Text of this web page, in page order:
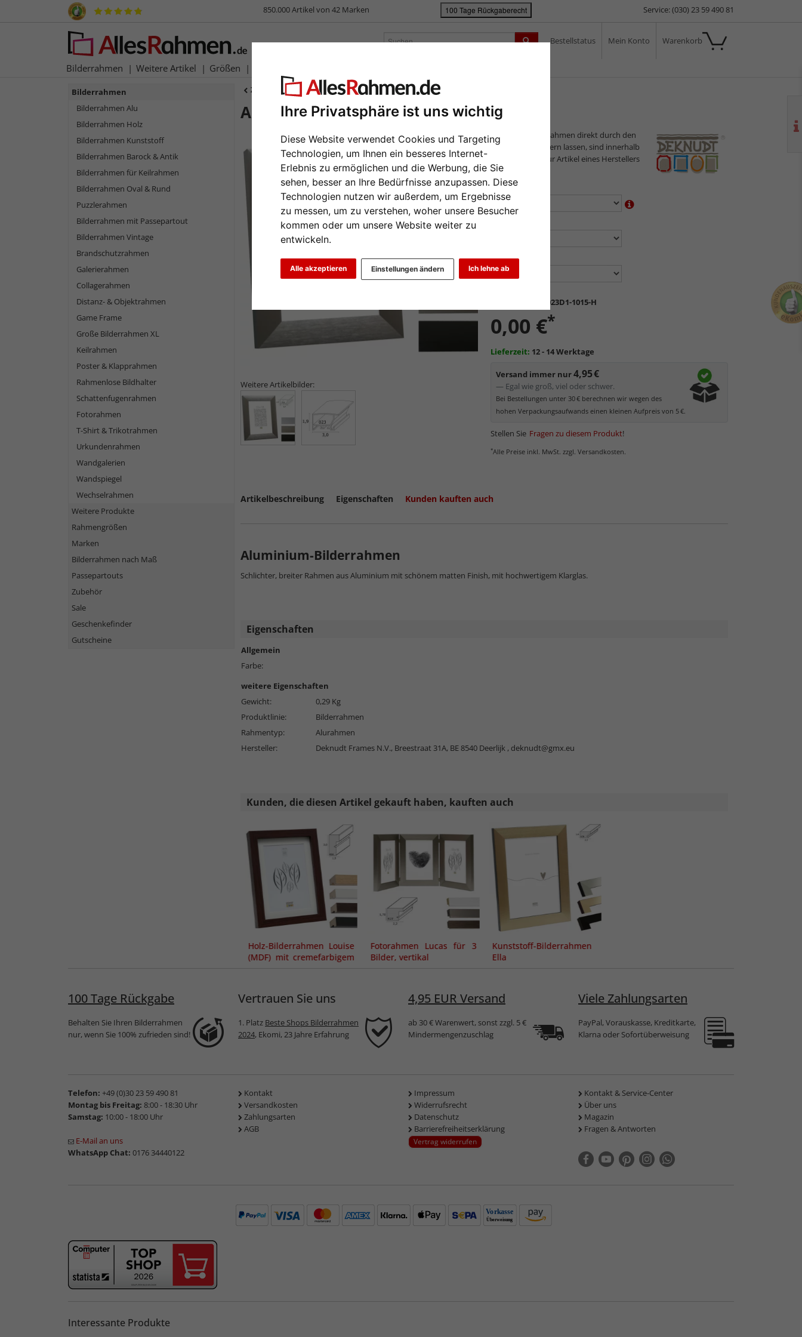
Ihre Privatsphäre ist uns wichtig
Diese Website verwendet Cookies und Targeting
Technologien, um Ihnen ein besseres Internet-
Erlebnis zu ermöglichen und die Werbung, die Sie
sehen, besser an Ihre Bedürfnisse anzupassen. Diese
Technologien nutzen wir außerdem, um Ergebnisse
zu messen, um zu verstehen, woher unsere Besucher
kommen oder um unsere Website weiter zu
entwickeln.
Alle akzeptieren Ich lehne ab
Einstellungen ändern
850.000 Artikel von 42 Marken 100 Tage Rückgaberecht Service: (030) 23 59 490 81
Bestellstatus Mein Konto Warenkorb
Bilderrahmen Weitere Artikel Größen
Zurück Bilderrahmen-Shop Bilderrahmen Alu-Bilderrahmen Louis
Alu-Bilderrahmen Louis
Weitere Artikelbilder:
Da wir die Bilderrahmen direkt durch den
Hersteller ausliefern lassen, sind innerhalb
eines Auftrags nur Artikel eines Herstellers
möglich.
Format wählen:
Glasart wählen:
DEK-S023D1-1015-H
0,00 €*
Lieferzeit: 12 - 14 Werktage
Versand immer nur4,95 €
— Egal wie groß, viel oder schwer.
Bei Bestellungen unter 30 € berechnen wir wegen des
hohen Verpackungsaufwands einen kleinen Aufpreis von 5 €.
Stellen Sie Fragen zu diesem Produkt!
*Alle Preise inkl. MwSt. zzgl. Versandkosten.
Artikelbeschreibung Eigenschaften Kunden kauften auch
Aluminium-Bilderrahmen
Schlichter, breiter Rahmen aus Aluminium mit schönem matten Finish, mit hochwertigem Klarglas.
Eigenschaften
Allgemein
Farbe:
weitere Eigenschaften
Gewicht:
0,29 Kg
Produktlinie:
Bilderrahmen
Rahmentyp:
Alurahmen
Hersteller:
Deknudt Frames N.V., Breestraat 31A, BE 8540 Deerlijk , deknudt@gmx.eu
Kunden, die diesen Artikel gekauft haben, kauften auch
Holz-Bilderrahmen Louise
(MDF) mit cremefarbigem
Fotorahmen Lucas für 3
Bilder, vertikal
Kunststoff-Bilderrahmen
Ella
Bilderrahmen
Bilderrahmen Alu
Bilderrahmen Holz
Bilderrahmen Kunststoff
Bilderrahmen Barock & Antik
Bilderrahmen für Keilrahmen
Bilderrahmen Oval & Rund
Puzzlerahmen
Bilderrahmen mit Passepartout
Bilderrahmen Vintage
Brandschutzrahmen
Galerierahmen
Collagerahmen
Distanz- & Objektrahmen
Game Frame
Große Bilderrahmen XL
Keilrahmen
Poster & Klapprahmen
Rahmenlose Bildhalter
Schattenfugenrahmen
Fotorahmen
T-Shirt & Trikotrahmen
Urkundenrahmen
Wandgalerien
Wandspiegel
Wechselrahmen
Weitere Produkte
Rahmengrößen
Marken
Bilderrahmen nach Maß
Passepartouts
Zubehör
Sale
Geschenkefinder
Gutscheine
100 Tage Rückgabe
Behalten Sie Ihren Bilderrahmen
nur, wenn Sie 100% zufrieden sind!
Vertrauen Sie uns
1. Platz Beste Shops Bilderrahmen
2024, Ekomi, 23 Jahre Erfahrung
4,95 EUR Versand
ab 30 € Warenwert, sonst zzgl. 5 €
Mindermengenzuschlag
Viele Zahlungsarten
PayPal, Vorauskasse, Kreditkarte,
Klarna oder Sofortüberweisung
Telefon: +49 (0)30 23 59 490 81
Montag bis Freitag: 8:00 - 18:30 Uhr
Samstag: 10:00 - 18:00 Uhr
E-Mail an uns
WhatsApp Chat: 0176 34440122
Kontakt
Versandkosten
Zahlungsarten
AGB
Impressum
Widerrufsrecht
Datenschutz
Barrierefreiheitserklärung
Vertrag widerrufen
Kontakt & Service-Center
Über uns
Magazin
Fragen & Antworten
Interessante Produkte